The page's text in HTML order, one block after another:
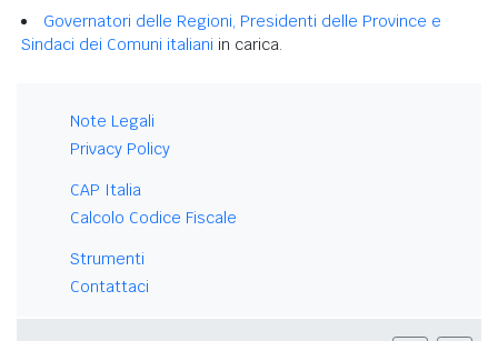
Governatori delle Regioni, Presidenti delle Province e
Sindaci dei Comuni italiani in carica.
Note Legali
Privacy Policy
CAP Italia
Calcolo Codice Fiscale
Strumenti
Contattaci